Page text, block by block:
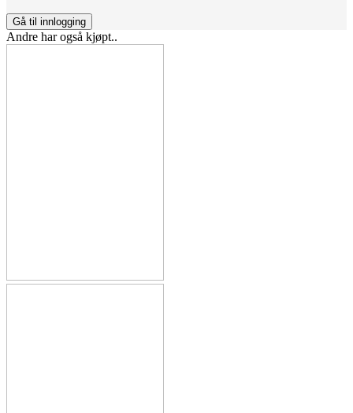
Gå til innlogging
Andre har også kjøpt..